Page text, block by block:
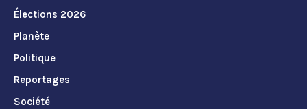
Élections 2026
Planète
Politique
Reportages
Société